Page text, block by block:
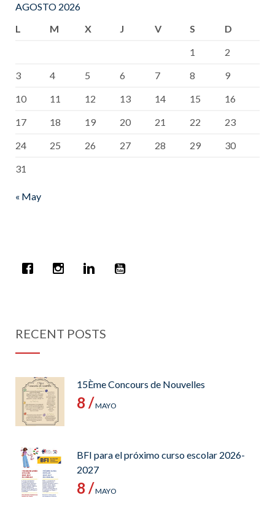
AGOSTO 2026
L
M X J V S
D
1
2
3
4 5 6 7 8
9
10
11 12 13 14 15
16
17
18 19 20 21 22
23
24
25 26 27 28 29
30
31
« May
RECENT POSTS
15Ème Concours de Nouvelles
8 /MAYO
BFI para el próximo curso escolar 2026-
2027
8 /MAYO